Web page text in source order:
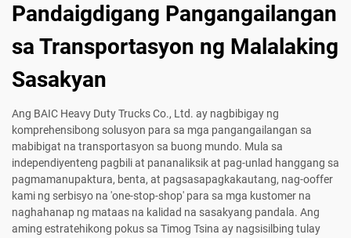
Pandaigdigang Pangangailangan
sa Transportasyon ng Malalaking
Sasakyan
Ang BAIC Heavy Duty Trucks Co., Ltd. ay nagbibigay ng
komprehensibong solusyon para sa mga pangangailangan sa
mabibigat na transportasyon sa buong mundo. Mula sa
independiyenteng pagbili at pananaliksik at pag-unlad hanggang sa
pagmamanupaktura, benta, at pagsasapagkakautang, nag-ooffer
kami ng serbisyo na 'one-stop-shop' para sa mga kustomer na
naghahanap ng mataas na kalidad na sasakyang pandala. Ang
aming estratehikong pokus sa Timog Tsina ay nagsisilbing tulay